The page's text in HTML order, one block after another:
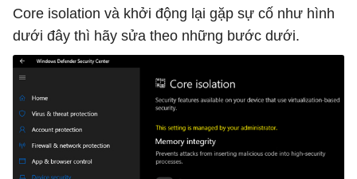
Core isolation và khởi động lại gặp sự cố như hình
dưới đây thì hãy sửa theo những bước dưới.